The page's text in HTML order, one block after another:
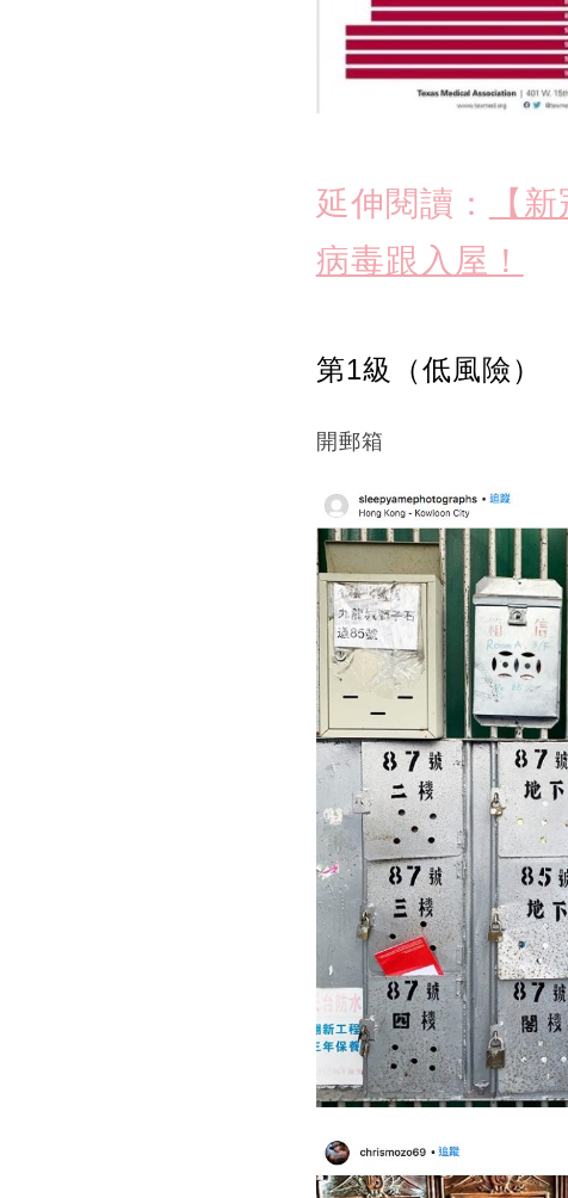
延伸閱讀：
【
病毒跟入屋！
第1級（低風險）
開郵箱